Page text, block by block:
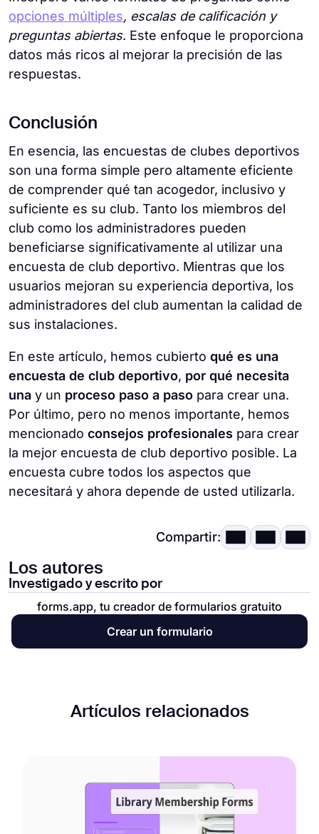
opciones múltiples, escalas de calificación y
preguntas abiertas. Este enfoque le proporciona
datos más ricos al mejorar la precisión de las
respuestas.
Conclusión
En esencia, las encuestas de clubes deportivos
son una forma simple pero altamente eficiente
de comprender qué tan acogedor, inclusivo y
suficiente es su club. Tanto los miembros del
club como los administradores pueden
beneficiarse significativamente al utilizar una
encuesta de club deportivo. Mientras que los
usuarios mejoran su experiencia deportiva, los
administradores del club aumentan la calidad de
sus instalaciones.
En este artículo, hemos cubierto qué es una
encuesta de club deportivo, por qué necesita
una y un proceso paso a paso para crear una.
Por último, pero no menos importante, hemos
mencionado consejos profesionales para crear
la mejor encuesta de club deportivo posible. La
encuesta cubre todos los aspectos que
necesitará y ahora depende de usted utilizarla.
Compartir:
Los autores
Investigado y escrito por
forms.app, tu creador de formularios gratuito
Crear un formulario
Artículos relacionados